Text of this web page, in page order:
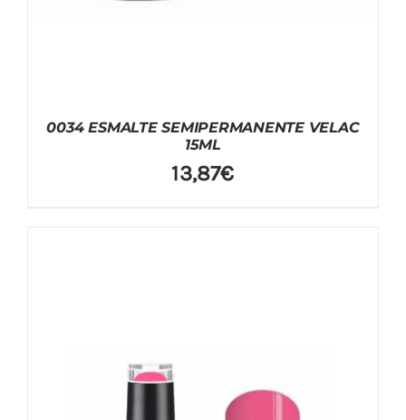
0034 ESMALTE SEMIPERMANENTE VELAC
15ML
13,87€